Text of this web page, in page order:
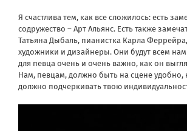
Я счастлива тем, как все сложилось: есть
содружество – Арт Альянс. Есть также
Татьяна Дыбаль, пианистка Карла
художники и дизайнеры. Они будут всем нам
для певца очень и очень важно, как он
Нам, певцам, должно быть на сцене удобно,
должно подчеркивать твою